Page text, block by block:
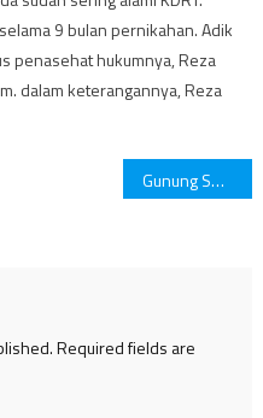
9 bulan pernikahan. Adik
penasehat hukumnya, Reza
dalam keterangannya, Reza
Gunung Semeru Luncurkan Awan Panas Guguran
Required fields are